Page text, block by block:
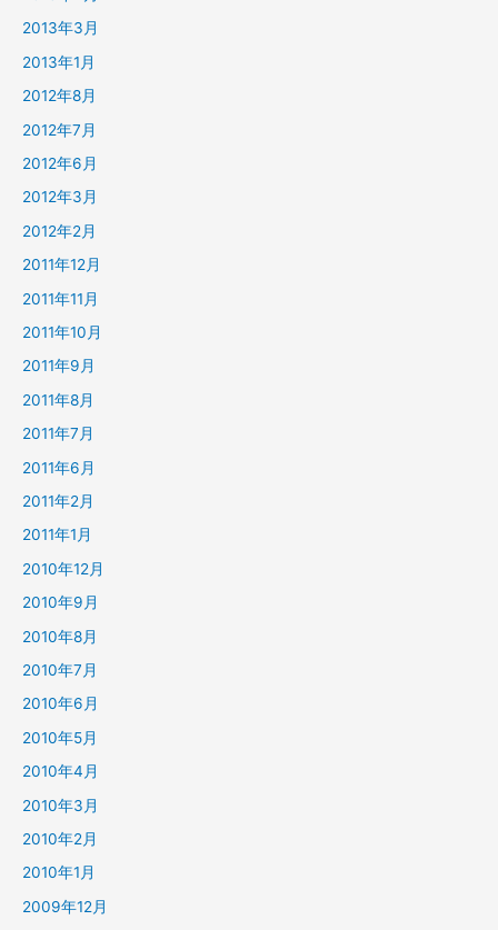
2013年3月
2013年1月
2012年8月
2012年7月
2012年6月
2012年3月
2012年2月
2011年12月
2011年11月
2011年10月
2011年9月
2011年8月
2011年7月
2011年6月
2011年2月
2011年1月
2010年12月
2010年9月
2010年8月
2010年7月
2010年6月
2010年5月
2010年4月
2010年3月
2010年2月
2010年1月
2009年12月